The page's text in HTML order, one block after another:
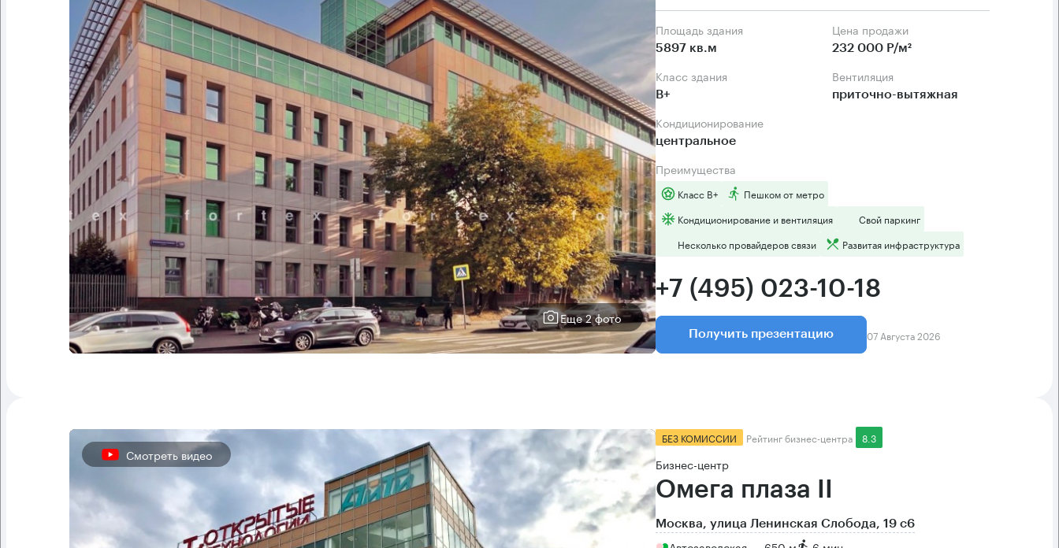
Еще 2 фото
Площадь здания
5897 кв.м
Цена продажи
232 000 Р/м²
Класс здания
B+
Вентиляция
приточно-вытяжная
Кондиционирование
центральное
Преимущества
Класс B+
Пешком от метро
Кондиционирование и вентиляция
Свой паркинг
Несколько провайдеров связи
Развитая инфраструктура
+7 (495) 023-10-18
Получить презентацию 07 Августа 2026
Смотреть видео
БЕЗ КОМИССИИ Рейтинг бизнес-центра 8.3
Бизнес-центр
Омега плаза II
Москва, улица Ленинская Слобода, 19 с6